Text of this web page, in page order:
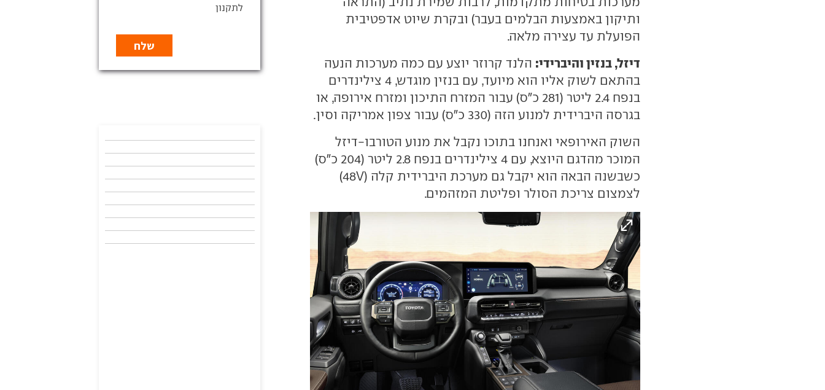
ותיקון באמצעות הבלמים בעבר) ובקרת שיוט אדפטיבית
הפועלת עד עצירה מלאה.
דיזל, בנזין והיברידי: הלנד קרוזר יוצע עם כמה מערכות הנעה
בהתאם לשוק אליו הוא מיועד, עם בנזין מוגדש, 4 צילינדרים
בנפח 2.4 ליטר (281 כ"ס) עבור המזרח התיכון ומזרח אירופה, או
בגרסה היברידית למנוע הזה (330 כ"ס) עבור צפון אמריקה וסין.
השוק האירופאי ואנחנו בתוכו נקבל את מנוע הטורבו-דיזל
המוכר מהדגם היוצא, עם 4 צילינדרים בנפח 2.8 ליטר (204 כ"ס)
כשבשנה הבאה הוא יקבל גם מערכת היברידית קלה (48V)
לצמצום צריכת הסולר ופליטת המזהמים.
לתקנון